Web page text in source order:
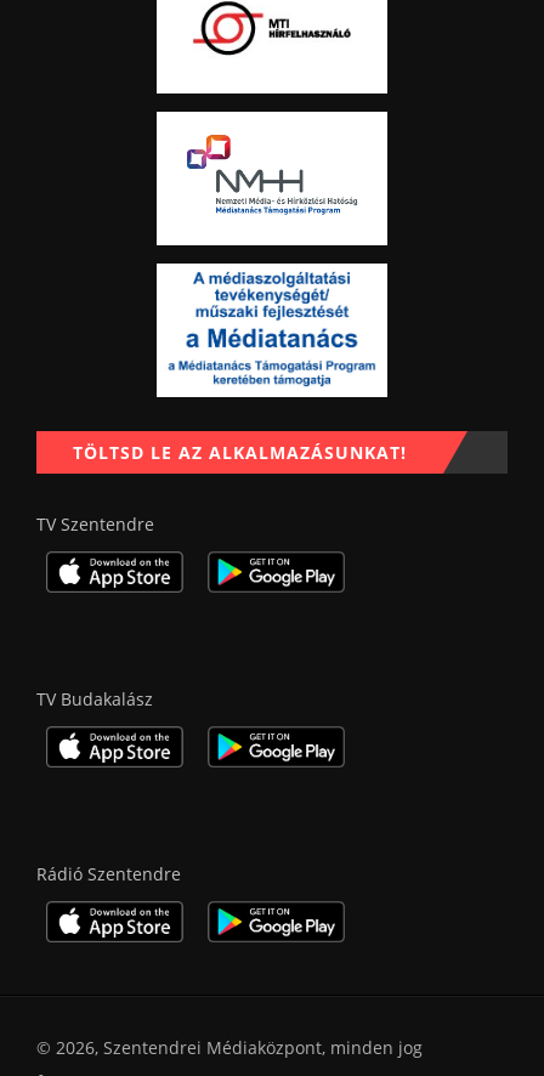
TÖLTSD LE AZ ALKALMAZÁSUNKAT!
TV Szentendre
TV Budakalász
Rádió Szentendre
© 2026, Szentendrei Médiaközpont, minden jog